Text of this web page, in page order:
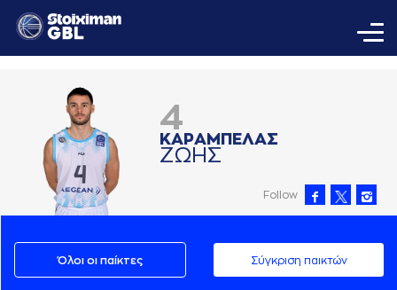
4
ΚAΡAΜΠΕΛAΣ
ΖΩΗΣ
Follow
Όλοι οι παίκτες Σύγκριση παικτών